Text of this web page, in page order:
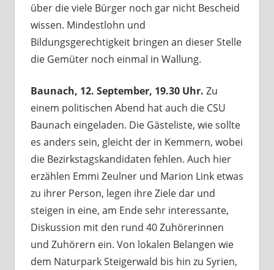
über die viele Bürger noch gar nicht Bescheid
wissen. Mindestlohn und
Bildungsgerechtigkeit bringen an dieser Stelle
die Gemüter noch einmal in Wallung.
Baunach, 12. September, 19.30 Uhr. Zu
einem politischen Abend hat auch die CSU
Baunach eingeladen. Die Gästeliste, wie sollte
es anders sein, gleicht der in Kemmern, wobei
die Bezirkstagskandidaten fehlen. Auch hier
erzählen Emmi Zeulner und Marion Link etwas
zu ihrer Person, legen ihre Ziele dar und
steigen in eine, am Ende sehr interessante,
Diskussion mit den rund 40 Zuhörerinnen
und Zuhörern ein. Von lokalen Belangen wie
dem Naturpark Steigerwald bis hin zu Syrien,